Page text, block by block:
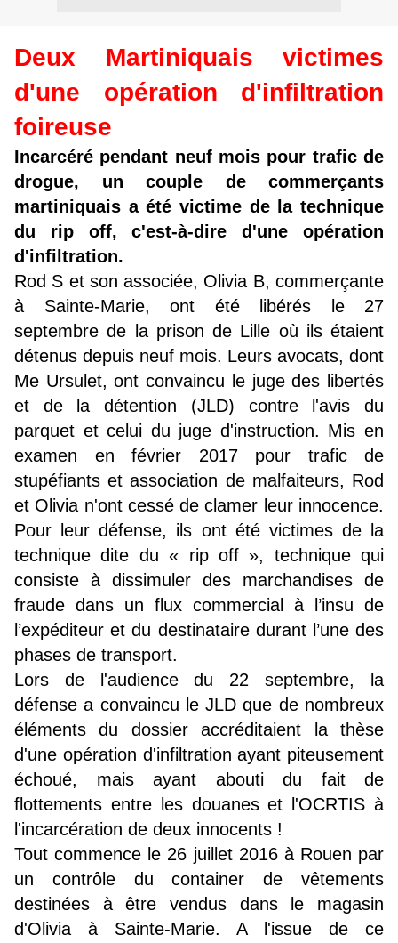
Deux Martiniquais victimes
d'une opération d'infiltration
foireuse
Incarcéré pendant neuf mois pour trafic de
drogue, un couple de commerçants
martiniquais a été victime de la technique
du rip off, c'est-à-dire d'une opération
d'infiltration.
Rod S et son associée, Olivia B, commerçante
à Sainte-Marie, ont été libérés le 27
septembre de la prison de Lille où ils étaient
détenus depuis neuf mois. Leurs avocats, dont
Me Ursulet, ont convaincu le juge des libertés
et de la détention (JLD) contre l'avis du
parquet et celui du juge d'instruction. Mis en
examen en février 2017 pour trafic de
stupéfiants et association de malfaiteurs, Rod
et Olivia n'ont cessé de clamer leur innocence.
Pour leur défense, ils ont été victimes de
la
technique dite du « rip off », technique qui
consiste à dissimuler des marchandises de
fraude dans un flux commercial à l’insu de
l’expéditeur et du destinataire durant l’une des
phases de transport.
Lors de l'audience du 22 septembre, la
défense a convaincu le JLD que de nombreux
éléments du dossier accréditaient la thèse
d'une opération d'infiltration ayant piteusement
échoué, mais ayant abouti du fait de
flottements entre les douanes et l'OCRTIS à
l'incarcération de deux innocents !
Tout commence le 26 juillet 2016 à Rouen par
un contrôle du container de vêtements
destinées à être vendus dans le magasin
d'Olivia à Sainte-Marie. A l'issue de ce